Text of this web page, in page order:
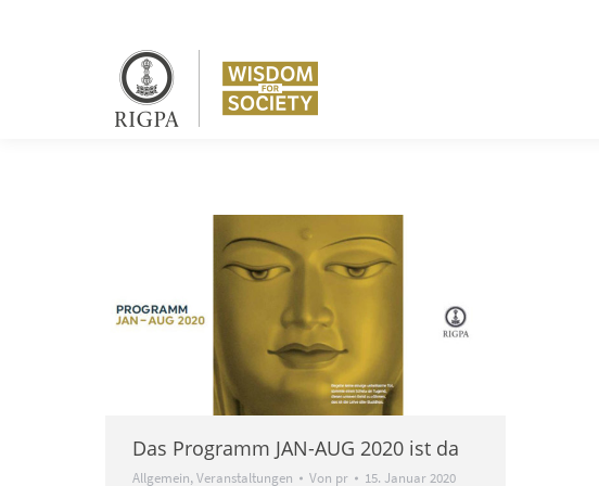
Das Programm JAN-AUG 2020 ist da
Allgemein,Veranstaltungen Von pr 15. Januar 2020